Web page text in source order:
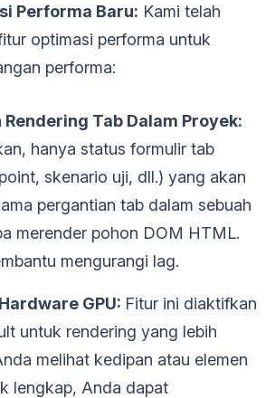
Performa Baru: Kami telah
optimasi performa untuk
performa:
Tab Dalam Proyek:
hanya status formulir tab
skenario uji, dll.) yang akan
pergantian tab dalam sebuah
merender pohon DOM HTML.
mengurangi lag.
GPU: Fitur ini diaktifkan
untuk rendering yang lebih
melihat kedipan atau elemen
lengkap, Anda dapat